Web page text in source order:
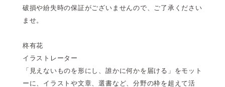
破損や紛失時の保証がございませんので、ご了承ください
ませ。
柊有花
イラストレーター
「見えないものを形にし、誰かに何かを届ける」をモット
ーに、イラストや文章、選書など、分野の枠を超えて活